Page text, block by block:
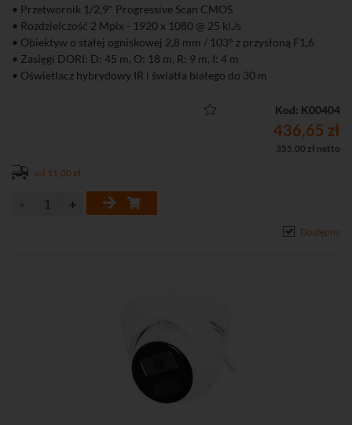
• Przetwornik 1/2,9" Progressive Scan CMOS
• Rozdzielczość 2 Mpix - 1920 x 1080 @ 25 kl./s
• Obiektyw o stałej ogniskowej 2,8 mm / 103° z przysłoną F1,6
• Zasięgi DORI: D: 45 m, O: 18 m, R: 9 m, I: 4 m
• Oświetlacz hybrydowy IR i światła białego do 30 m
• Kompresja H.265+/H.265/H.264+/H.264/
(Android, iOS)
• Dostęp przez chmurę P2P
• Wbudowany mikrofon
Kod: K00404
436,65 zł
355,00 zł netto
od 11,00 zł
Dostępny